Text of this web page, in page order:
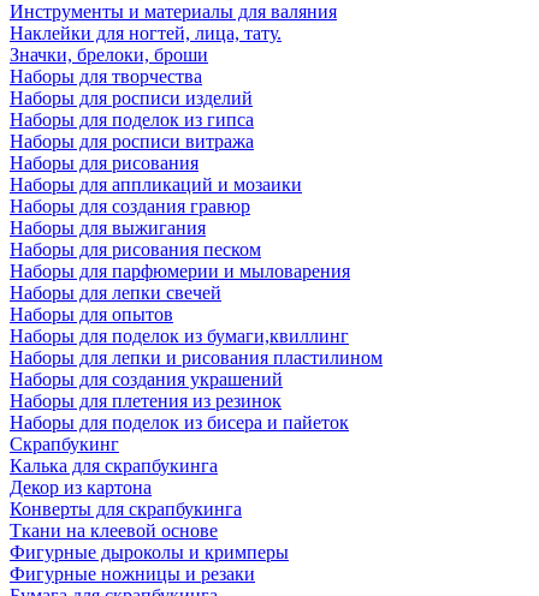
Инструменты и материалы для валяния
Наклейки для ногтей, лица, тату.
Значки, брелоки, броши
Наборы для творчества
Наборы для росписи изделий
Наборы для поделок из гипса
Наборы для росписи витража
Наборы для рисования
Наборы для аппликаций и мозаики
Наборы для создания гравюр
Наборы для выжигания
Наборы для рисования песком
Наборы для парфюмерии и мыловарения
Наборы для лепки свечей
Наборы для опытов
Наборы для поделок из бумаги,квиллинг
Наборы для лепки и рисования пластилином
Наборы для создания украшений
Наборы для плетения из резинок
Наборы для поделок из бисера и пайеток
Скрапбукинг
Калька для скрапбукинга
Декор из картона
Конверты для скрапбукинга
Ткани на клеевой основе
Фигурные дыроколы и кримперы
Фигурные ножницы и резаки